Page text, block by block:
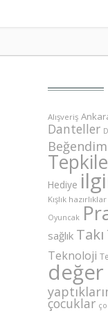
Alışveriş
Danteller
Beğendim
Hediye
Kışlık hazırlıklar
Oyuncak
sağlık Takı
Teknoloji
çocuklar